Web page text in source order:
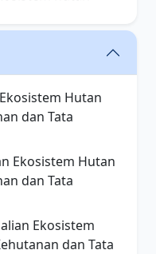
Hutan
dan Tata
Ekosistem Hutan
dan Tata
Ekosistem
dan Tata